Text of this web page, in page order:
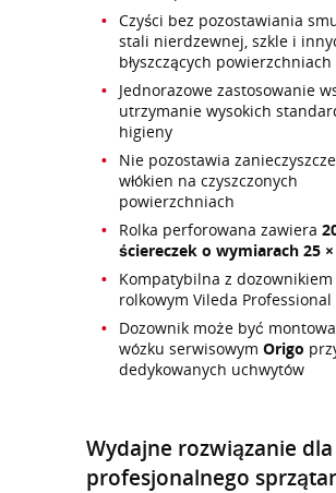
Czyści bez pozostawiania
stali nierdzewnej, szkle i
błyszczących powierzchniach
Jednorazowe zastosowanie
utrzymanie wysokich
higieny
Nie pozostawia
włókien na czyszczonych
powierzchniach
Rolka perforowana zawiera
ściereczek o wymiarach 25
Kompatybilna z dozownikiem
rolkowym Vileda Professional
Dozownik może być
wózku serwisowym Origo
dedykowanych uchwytów
Wydajne rozwiązanie dla
profesjonalnego